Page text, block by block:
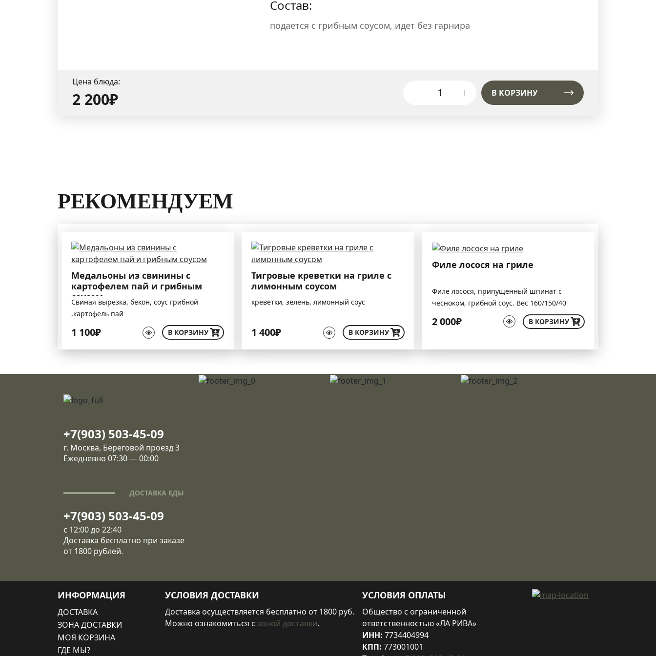
Состав:
подается с грибным соусом, идет без гарнира
Цена блюда:
2 200₽ В КОРЗИНУ
РЕКОМЕНДУЕМ
Медальоны из свинины с
картофелем пай и грибным
соусом
Свиная вырезка, бекон, соус грибной
,картофель пай
1 100₽ В КОРЗИНУ
Тигровые креветки на гриле с
лимонным соусом
креветки, зелень, лимонный соус
1 400₽ В КОРЗИНУ
Филе лосося на гриле
Филе лосося, припущенный шпинат с
чесноком, грибной соус. Вес 160/150/40
2 000₽ В КОРЗИНУ
+7(903) 503-45-09
г. Москва, Береговой проезд 3
Ежедневно 07:30 — 00:00
ДОСТАВКА ЕДЫ
+7(903) 503-45-09
с 12:00 до 22:40
Доставка бесплатно при заказе
от 1800 рублей.
ИНФОРМАЦИЯ
ДОСТАВКА
ЗОНА ДОСТАВКИ
МОЯ КОРЗИНА
ГДЕ МЫ?
УСЛОВИЯ ДОСТАВКИ
Доставка осуществляется бесплатно от 1800 руб.
Можно ознакомиться с зоной доставки.
УСЛОВИЯ ОПЛАТЫ
Общество с ограниченной
ответственностью «ЛА РИВА»
ИНН: 7734404994
КПП: 773001001